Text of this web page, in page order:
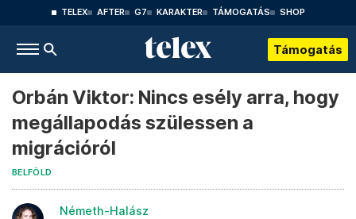
TELEX AFTER G7 KARAKTER TÁMOGATÁS SHOP
Támogatás
Orbán Viktor: Nincs esély arra, hogy
megállapodás szülessen a
migrációról
BELFÖLD
Németh-Halász